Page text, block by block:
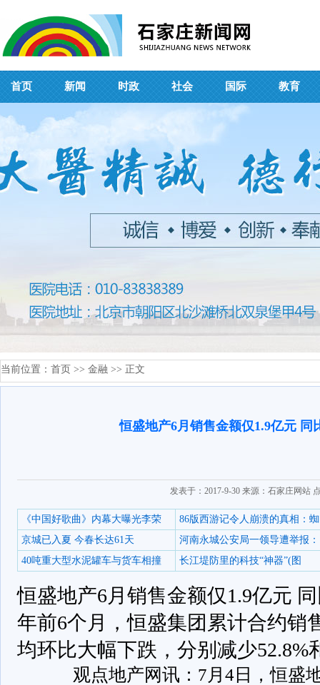
首页 新闻 时政 社会 国际 教育
当前位置： 首页 >> 金融 >> 正文
恒盛地产6月销售金额仅1.9亿元 同
发表于：2017-9-30 来源：石家庄网站
《中国好歌曲》内幕大曝光李荣
86版西游记令人崩溃的真相：蜘
京城已入夏 今春长达61天
河南永城公安局一领导遭举报：
40吨重大型水泥罐车与货车相撞
长江堤防里的科技“神器”(图
恒盛地产6月销售金额仅1.9亿元
年前6个月，恒盛集团累计合约销
均环比大幅下跌，分别减少52.8%
观点地产网讯：7月4日，恒盛